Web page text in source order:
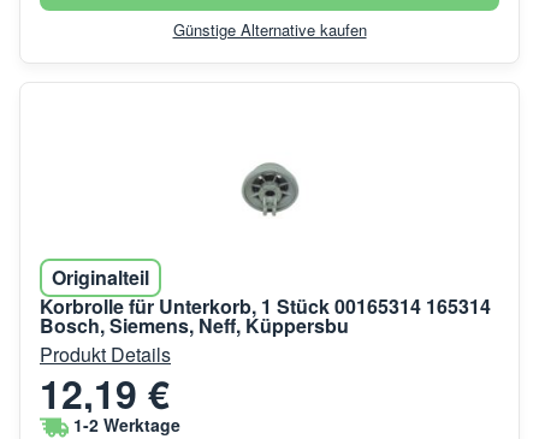
Günstige Alternative kaufen
Originalteil
Korbrolle für Unterkorb, 1 Stück 00165314 165314
Bosch, Siemens, Neff, Küppersbu
Produkt Details
12,19 €
1-2 Werktage